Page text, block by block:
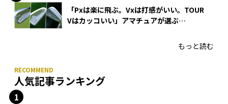
「Pxは楽に飛ぶ。Vxは打感がいい。TOUR
Vはカッコいい」アマチュアが選ぶ
もっと読む
人気記事ランキング